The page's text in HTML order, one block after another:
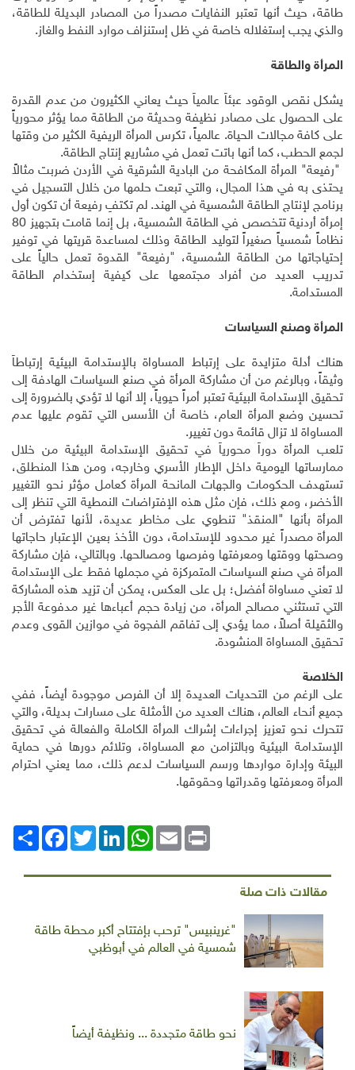
طاقة، حيث أنها تعتبر النفايات مصدراً من المصادر البديلة للطاقة،
والذي يجب إستغلاله خاصة في ظل إستنزاف موارد النفط والغاز.
المرأة والطاقة
يشكل نقص الوقود عبئاً عالمياً حيث يعاني الكثيرون من عدم القدرة
على الحصول على مصادر نظيفة وحديثة من الطاقة مما يؤثر محورياً
على كافة مجالات الحياة. عالمياً، تكرس المرأة الريفية الكثير من وقتها
لجمع الحطب، كما أنها باتت تعمل في مشاريع إنتاج الطاقة.
"رفيعة" المرأة المكافحة من البادية الشرقية في الأردن ضربت مثالاً
يحتذى به في هذا المجال، والتي تبعت حلمها من خلال التسجيل في
برنامج لإنتاج الطاقة الشمسية في الهند. لم تكتفِ رفيعة أن تكون أول
إمرأة أردنية تتخصص في الطاقة الشمسية، بل إنما قامت بتجهيز 80
نظاماً شمسياً صغيراً لتوليد الطاقة وذلك لمساعدة قريتها في توفير
إحتياجاتها من الطاقة الشمسية، "رفيعة" القدوة تعمل حالياً على
تدريب العديد من أفراد مجتمعها على كيفية إستخدام الطاقة
المستدامة.
المرأة وصنع السياسات
هناك أدلة متزايدة على إرتباط المساواة بالإستدامة البيئية إرتباطاً
وثيقاً، وبالرغم من أن مشاركة المرأة في صنع السياسات الهادفة إلى
تحقيق الإستدامة البيئية تعتبر أمراً حيوياً، إلا أنها لا تؤدي بالضرورة إلى
تحسين وضع المرأة العام، خاصة أن الأسس التي تقوم عليها عدم
المساواة لا تزال قائمة دون تغيير.
تلعب المرأة دوراً محورياً في تحقيق الإستدامة البيئية من خلال
ممارساتها اليومية داخل الإطار الأسري وخارجه، ومن هذا المنطلق،
تستهدف الحكومات والجهات المانحة المرأة كعامل مؤثر نحو التغيير
الأخضر، ومع ذلك، فإن مثل هذه الإفتراضات النمطية التي تنظر إلى
المرأة بأنها "المنقذ" تنطوي على مخاطر عديدة، لأنها تفترض أن
المرأة مصدراً غير محدود للإستدامة، دون الأخذ بعين الإعتبار حاجاتها
وصحتها ووقتها ومعرفتها وفرصها ومصالحها. وبالتالي، فإن مشاركة
المرأة في صنع السياسات المتمركزة في مجملها فقط على الإستدامة
لا تعني مساواة أفضل؛ بل على العكس، يمكن أن تزيد هذه المشاركة
التي تستثني مصالح المرأة، من زيادة حجم أعباءها غير مدفوعة الأجر
والثقيلة أصلاً، مما يؤدي إلى تفاقم الفجوة في موازين القوى وعدم
تحقيق المساواة المنشودة.
الخلاصة
على الرغم من التحديات العديدة إلا أن الفرص موجودة أيضاً، ففي
جميع أنحاء العالم، هناك العديد من الأمثلة على مسارات بديلة، والتي
تتحرك نحو تعزيز إجراءات إشراك المرأة الكاملة والفعالة في تحقيق
الإستدامة البيئية وبالتزامن مع المساواة، وتلائم دورها في حماية
البيئة وإدارة مواردها ورسم السياسات لدعم ذلك، مما يعني احترام
المرأة ومعرفتها وقدراتها وحقوقها.
انشر
FacebookTwitterLinkedIn
WhatsAppEmail Print
مقالات ذات صلة
"غرينبيس" ترحب بإفتتاح أكبر محطة طاقة
شمسية في العالم في أبوظبي
نحو طاقة متجددة ... ونظيفة أيضاً